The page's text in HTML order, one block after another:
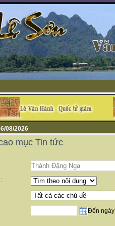
08/2026
mục Tin tức
Đến ngày